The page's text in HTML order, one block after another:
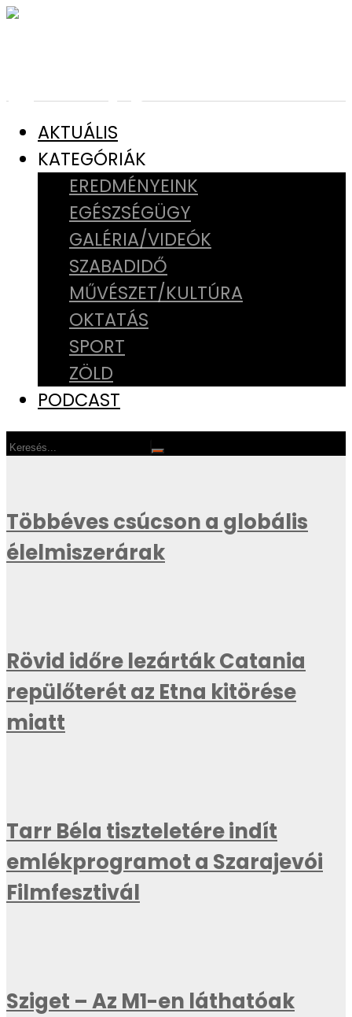
AKTUÁLIS
KATEGÓRIÁK
EREDMÉNYEINK
EGÉSZSÉGÜGY
GALÉRIA/VIDEÓK
SZABADIDŐ
MŰVÉSZET/KULTÚRA
OKTATÁS
SPORT
ZÖLD
PODCAST
Többéves csúcson a globális
élelmiszerárak
Rövid időre lezárták Catania
repülőterét az Etna kitörése
miatt
Tarr Béla tiszteletére indít
emlékprogramot a Szarajevói
Filmfesztivál
Sziget – Az M1-en láthatóak